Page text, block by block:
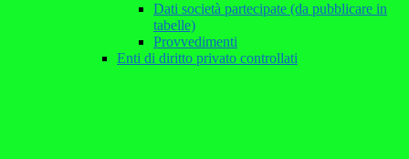
Dati società partecipate (da pubblicare in
tabelle)
Provvedimenti
Enti di diritto privato controllati